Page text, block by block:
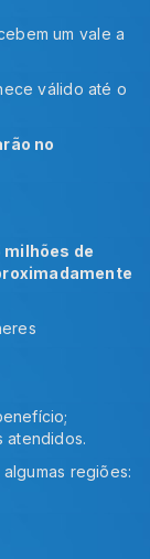
um vale a
válido até o
no
milhões de
atendidos.
regiões: